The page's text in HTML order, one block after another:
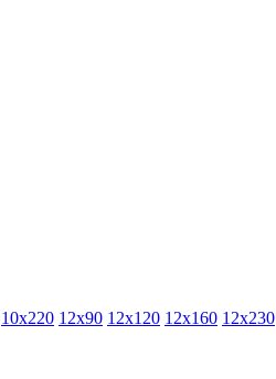
10х220 12х90 12х120 12х160 12х230